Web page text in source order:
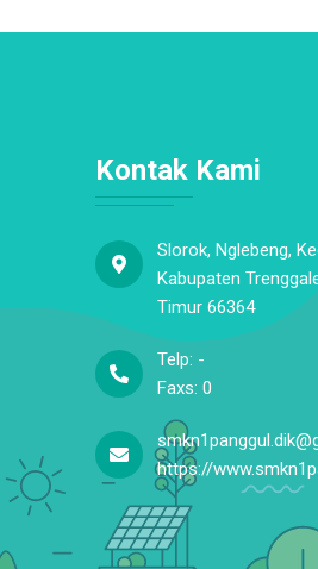
Kontak Kami
Slorok, Nglebeng,
Kabupaten
Timur 66364
Telp: -
Faxs: 0
https://